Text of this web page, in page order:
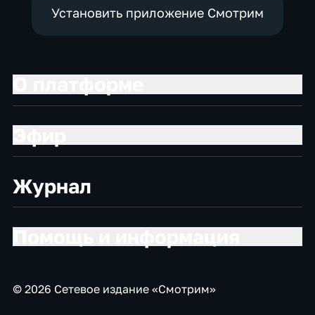
Установить приложение Смотрим
Журнал
© 2026 Сетевое издание «Смотрим»